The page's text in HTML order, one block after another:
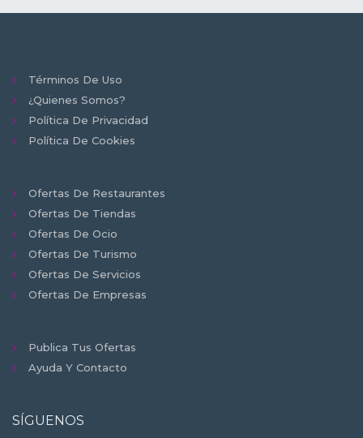
Términos De Uso
¿Quienes Somos?
Política De Privacidad
Política De Cookies
Ofertas De Restaurantes
Ofertas De Tiendas
Ofertas De Ocio
Ofertas De Turismo
Ofertas De Servicios
Ofertas De Empresas
Publica Tus Ofertas
Ayuda Y Contacto
SÍGUENOS